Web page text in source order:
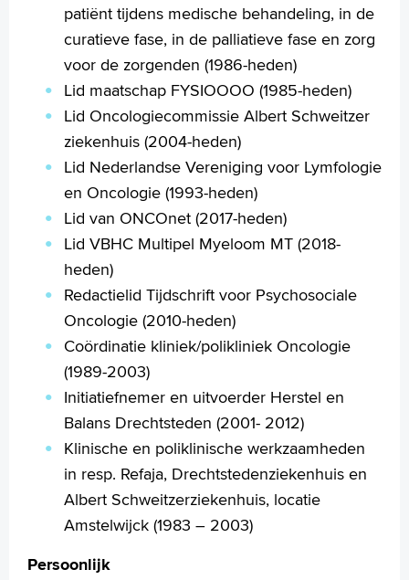
patiënt tijdens medische behandeling, in de
curatieve fase, in de palliatieve fase en zorg
voor de zorgenden (1986-heden)
Lid maatschap FYSIOOOO (1985-heden)
Lid Oncologiecommissie Albert Schweitzer
ziekenhuis (2004-heden)
Lid Nederlandse Vereniging voor Lymfologie
en Oncologie (1993-heden)
Lid van ONCOnet (2017-heden)
Lid VBHC Multipel Myeloom MT (2018-
heden)
Redactielid Tijdschrift voor Psychosociale
Oncologie (2010-heden)
Coördinatie kliniek/polikliniek Oncologie
(1989-2003)
Initiatiefnemer en uitvoerder Herstel en
Balans Drechtsteden (2001- 2012)
Klinische en poliklinische werkzaamheden
in resp. Refaja, Drechtstedenziekenhuis en
Albert Schweitzerziekenhuis, locatie
Amstelwijck (1983 – 2003)
Persoonlijk